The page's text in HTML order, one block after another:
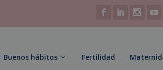
Buenos hábitos Fertilidad